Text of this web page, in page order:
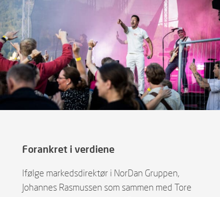
Forankret i verdiene
Ifølge markedsdirektør i NorDan Gruppen,
Johannes Rasmussen som sammen med Tore